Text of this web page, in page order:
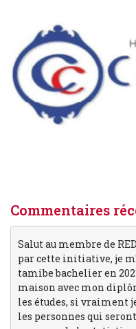
Commentaires
Salut au membre de
par cette initiative, je
tamibe bachelier en
maison avec mon
les études, si vraiment
les personnes qui